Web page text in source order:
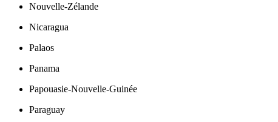
Nouvelle-Zélande
Nicaragua
Palaos
Panama
Papouasie-Nouvelle-Guinée
Paraguay